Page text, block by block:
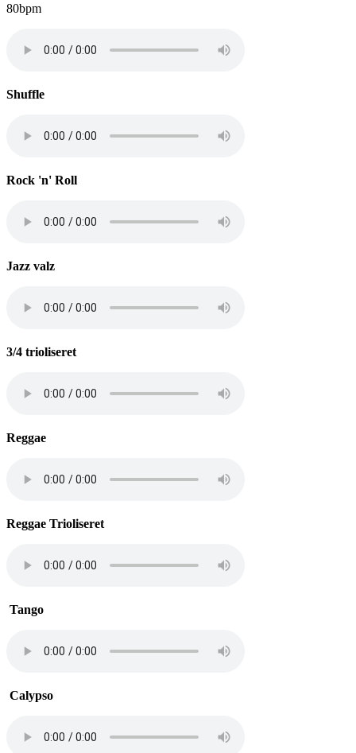
80bpm
Shuffle
Rock 'n' Roll
Jazz valz
3/4 trioliseret
Reggae
Reggae Trioliseret
Tango
Calypso